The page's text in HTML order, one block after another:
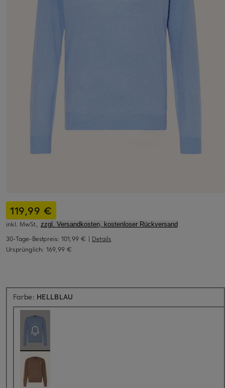
119,99 €
inkl. MwSt., zzgl. Versandkosten, kostenloser Rückversand
30-Tage-Bestpreis: 101,99 € | Details
Ursprünglich: 169,99 €
Farbe: HELLBLAU